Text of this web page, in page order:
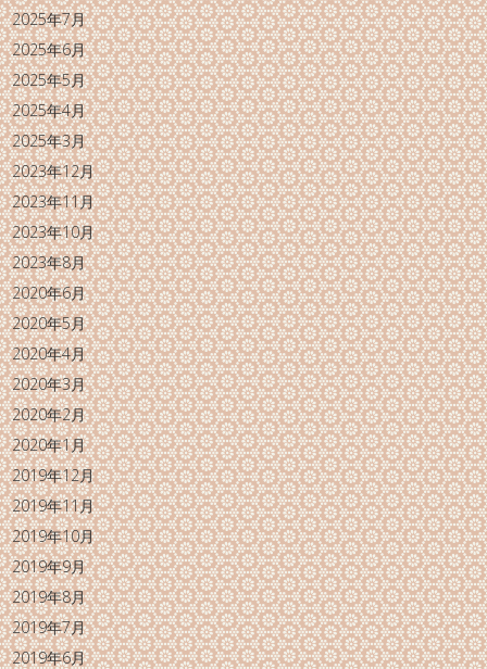
2025年7月
2025年6月
2025年5月
2025年4月
2025年3月
2023年12月
2023年11月
2023年10月
2023年8月
2020年6月
2020年5月
2020年4月
2020年3月
2020年2月
2020年1月
2019年12月
2019年11月
2019年10月
2019年9月
2019年8月
2019年7月
2019年6月